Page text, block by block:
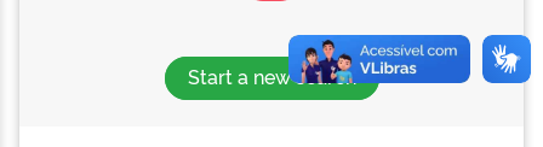
Start a new search